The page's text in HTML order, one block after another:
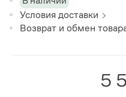
Условия доставки
Возврат и обмен
5